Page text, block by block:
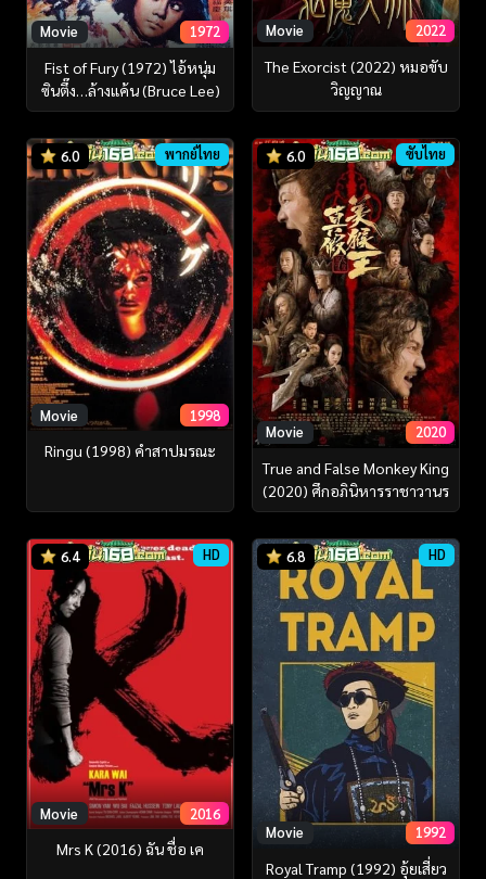
Movie 1972
Fist of Fury (1972) ไอ้หนุ่ม
ซินตึ๊ง…ล้างแค้น (Bruce Lee)
Movie 2022
The Exorcist (2022) หมอขับ
วิญญาณ
6.0 พากย์ไทย
Movie 1998
Ringu (1998) คำสาปมรณะ
6.0 ซับไทย
Movie 2020
True and False Monkey King
(2020) ศึกอภินิหารราชาวานร
6.4 HD
Movie 2016
Mrs K (2016) ฉัน ชื่อ เค
6.8 HD
Movie 1992
Royal Tramp (1992) อุ้ยเสี่ยว